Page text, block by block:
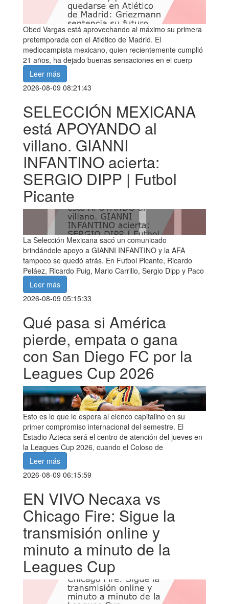
Obed Vargas está aprovechando al máximo su primera
pretemporada con el Atlético de Madrid. El
mediocampista mexicano, quien recientemente cumplió
21 años, ha dejado buenas sensaciones en el cuerp
Leer más
2026-08-09 08:21:43
SELECCIÓN MEXICANA
está APOYANDO al
villano. GIANNI
INFANTINO acierta:
SERGIO DIPP | Futbol
Picante
La Selección Mexicana sacó un comunicado
brindándole apoyo a GIANNI INFANTINO y la AFA
tampoco se quedó atrás. En Futbol Picante, Ricardo
Peláez, Ricardo Puig, Mario Carrillo, Sergio Dipp y Paco
Leer más
2026-08-09 05:15:33
Qué pasa si América
pierde, empata o gana
con San Diego FC por la
Leagues Cup 2026
Esto es lo que le espera al elenco capitalino en su
primer compromiso internacional del semestre. El
Estadio Azteca será el centro de atención del jueves en
la Leagues Cup 2026, cuando el Coloso de
Leer más
2026-08-09 06:15:59
EN VIVO Necaxa vs
Chicago Fire: Sigue la
transmisión online y
minuto a minuto de la
Leagues Cup